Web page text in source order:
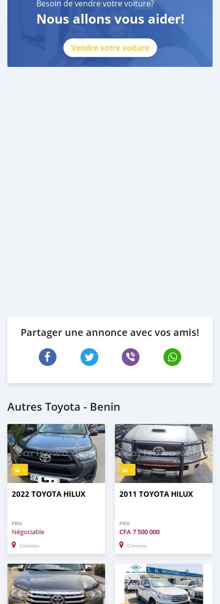
Besoin de vendre votre voiture?
Nous allons vous aider!
Vendre votre voiture
Partager une annonce avec vos amis!
Autres Toyota - Benin
6
2022 TOYOTA HILUX
PRIX
Négociable
Cotonou
4
2011 TOYOTA HILUX
PRIX
CFA7 500 000
Cotonou